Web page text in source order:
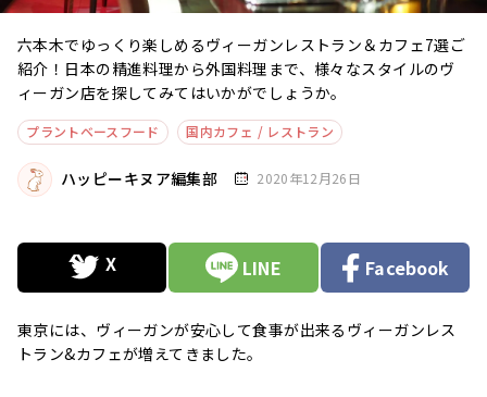
六本木でゆっくり楽しめるヴィーガンレストラン＆カフェ7選ご
紹介！日本の精進料理から外国料理まで、様々なスタイルのヴ
ィーガン店を探してみてはいかがでしょうか。
プラントベースフード 国内カフェ / レストラン
ハッピーキヌア編集部 2020年12月26日
LINE Facebook
東京には、ヴィーガンが安心して食事が出来るヴィーガンレス
トラン&カフェが増えてきました。